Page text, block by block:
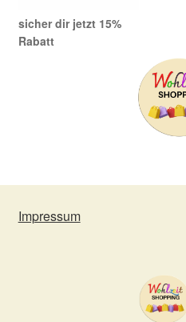
sicher dir jetzt 15%
Rabatt
Impressum